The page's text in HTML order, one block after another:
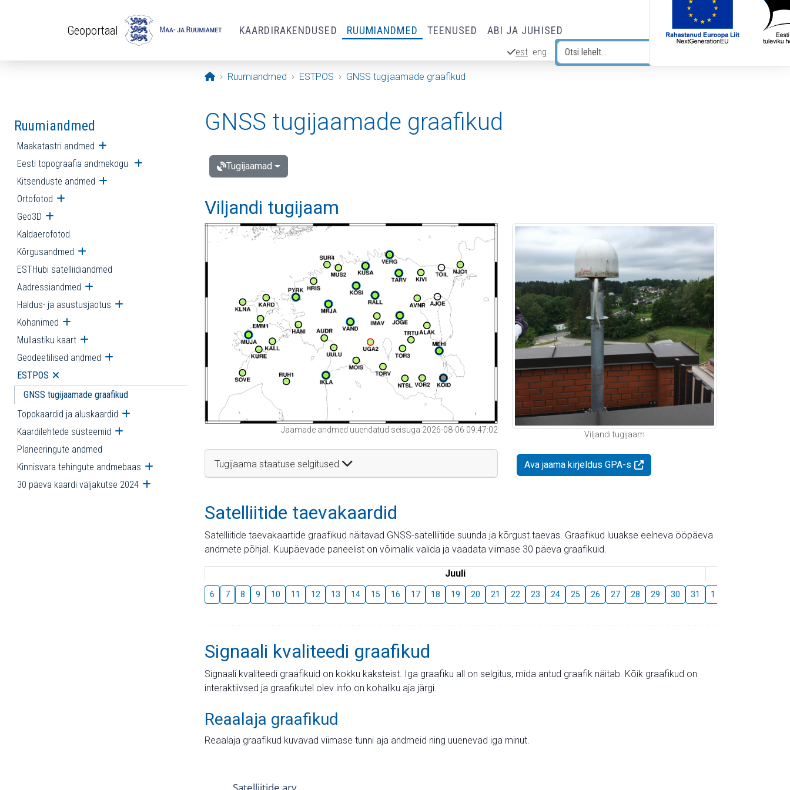
Geoportaal KAARDIRAKENDUSED RUUMIANDMED TEENUSED ABI JA JUHISED
est eng
Avaleht
Ruumiandmed ESTPOS GNSS tugijaamade graafikud
Ruumiandmed
Maakatastri andmed Ava alammenüü
Eesti topograafia andmekogu Ava alammenüü
Kitsenduste andmed Ava alammenüü
Ortofotod Ava alammenüü
Geo3D Ava alammenüü
Kaldaerofotod
Kõrgusandmed Ava alammenüü
ESTHubi satelliidiandmed
Aadressiandmed Ava alammenüü
Haldus- ja asustusjaotus Ava alammenüü
Kohanimed Ava alammenüü
Mullastiku kaart Ava alammenüü
Geodeetilised andmed Ava alammenüü
ESTPOS Ava alammenüü
GNSS tugijaamade graafikud
Topokaardid ja aluskaardid Ava alammenüü
Kaardilehtede süsteemid Ava alammenüü
Planeeringute andmed
Kinnisvara tehingute andmebaas Ava alammenüü
30 päeva kaardi väljakutse 2024 Ava alammenüü
GNSS tugijaamade graafikud
Tugijaamad
Viljandi tugijaam
Jaamade andmed uuendatud seisuga 2026-08-06 09:47:02
Tugijaama staatuse selgitused
Viljandi tugijaam
Ava jaama kirjeldus GPA-s
Satelliitide taevakaardid
Satelliitide taevakaartide graafikud näitavad GNSS-satelliitide suunda ja kõrgust taevas. Graafikud luuakse eelneva ööpäeva
andmete põhjal. Kuupäevade paneelist on võimalik valida ja vaadata viimase 30 päeva graafikuid.
Juuli
6 7 8 9 10 11 12 13 14 15 16 17 18 19 20 21 22 23 24 25 26 27 28 29 30 31 1
Signaali kvaliteedi graafikud
Signaali kvaliteedi graafikuid on kokku kaksteist. Iga graafiku all on selgitus, mida antud graafik näitab. Kõik graafikud on
interaktiivsed ja graafikutel olev info on kohaliku aja järgi.
Reaalaja graafikud
Reaalaja graafikud kuvavad viimase tunni aja andmeid ning uuenevad iga minut.